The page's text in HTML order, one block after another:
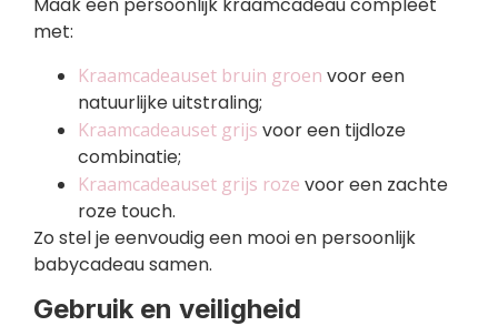
Maak een persoonlijk kraamcadeau compleet
met:
Kraamcadeauset bruin groen voor een
natuurlijke uitstraling;
Kraamcadeauset grijs voor een tijdloze
combinatie;
Kraamcadeauset grijs roze voor een zachte
roze touch.
Zo stel je eenvoudig een mooi en persoonlijk
babycadeau samen.
Gebruik en veiligheid